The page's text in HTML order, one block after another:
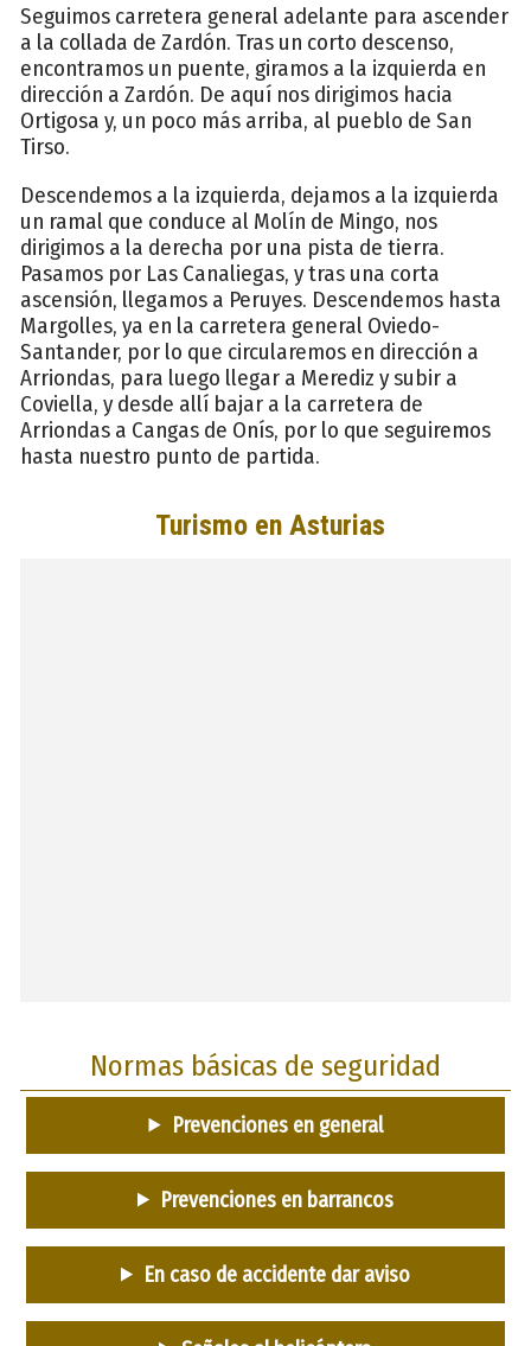
Seguimos carretera general adelante para ascender
a la collada de Zardón. Tras un corto descenso,
encontramos un puente, giramos a la izquierda en
dirección a Zardón. De aquí nos dirigimos hacia
Ortigosa y, un poco más arriba, al pueblo de San
Tirso.
Descendemos a la izquierda, dejamos a la izquierda
un ramal que conduce al Molín de Mingo, nos
dirigimos a la derecha por una pista de tierra.
Pasamos por Las Canaliegas, y tras una corta
ascensión, llegamos a Peruyes. Descendemos hasta
Margolles, ya en la carretera general Oviedo-
Santander, por lo que circularemos en dirección a
Arriondas, para luego llegar a Merediz y subir a
Coviella, y desde allí bajar a la carretera de
Arriondas a Cangas de Onís, por lo que seguiremos
hasta nuestro punto de partida.
Normas básicas de seguridad
Prevenciones en general
Prevenciones en barrancos
En caso de accidente dar aviso